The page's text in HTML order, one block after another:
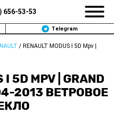
) 656-53-53
Telegram
/ RENAULT MODUS I 5D Mpv |
I 5D MPV | GRAND
2013 ВЕТРОВОЕ